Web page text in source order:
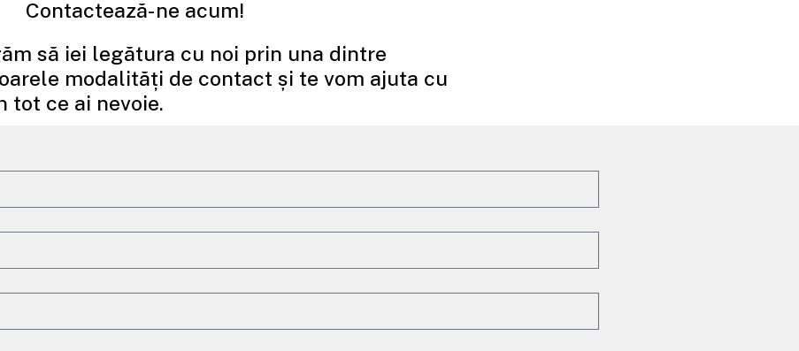
în
poate fi ideal într-un proiect și complet greșit în
altul. Nu calitatea produsului e de vină, ci
așa” – cu
Contactează-ne acum!
să iei legătura cu noi prin una dintre
modalități de contact și te vom ajuta cu
tot ce ai nevoie.